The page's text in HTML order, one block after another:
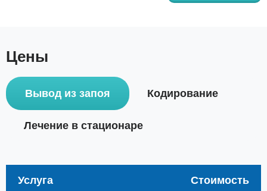
Цены
Вывод из запоя Кодирование
Лечение в стационаре
Услуга Стоимость